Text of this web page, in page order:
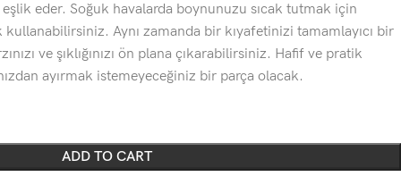
eder. Soğuk havalarda boynunuzu sıcak tutmak için
Aynı zamanda bir kıyafetinizi tamamlayıcı bir
ve şıklığınızı ön plana çıkarabilirsiniz. Hafif ve pratik
ayırmak istemeyeceğiniz bir parça olacak.
ADD TO CART